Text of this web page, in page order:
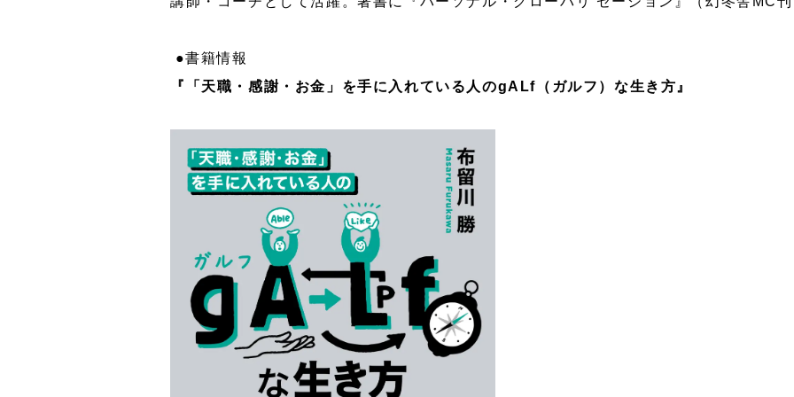
●書籍情報
『「天職・感謝・お金」を手に入れている人のgALf（ガルフ）な生き方』